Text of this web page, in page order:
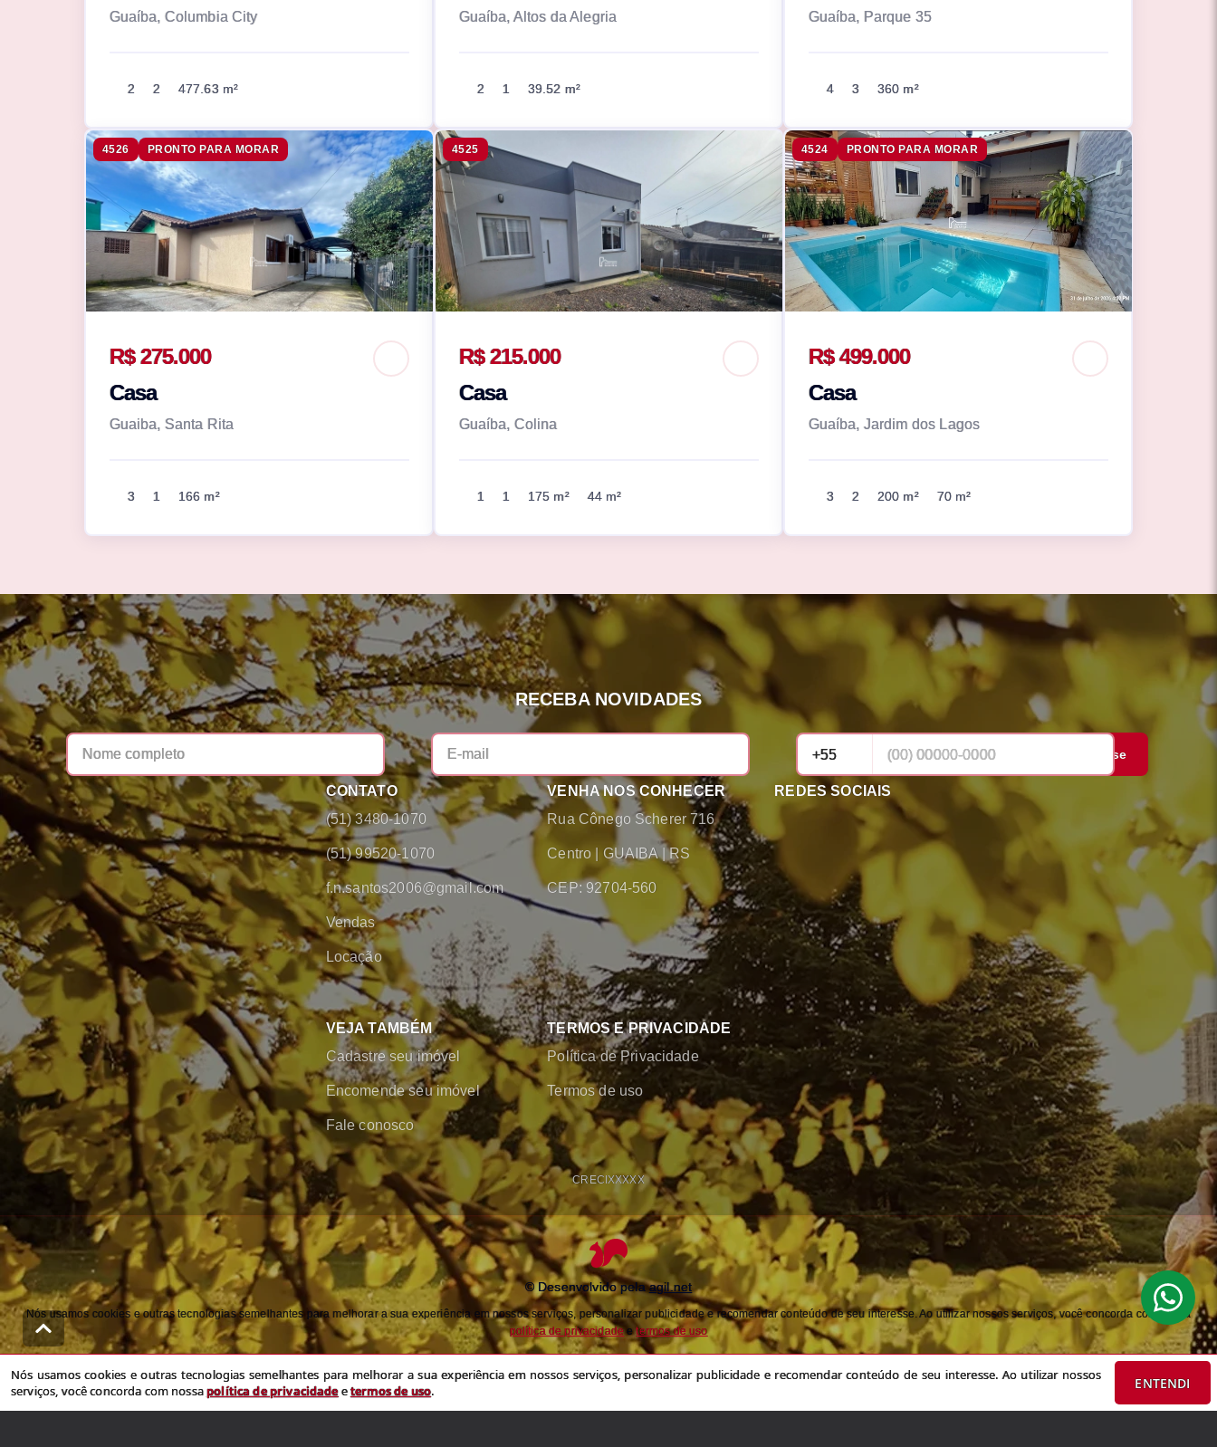
Guaíba, Columbia City
2 2 477.63 m²
Guaíba, Altos da Alegria
2 1 39.52 m²
Guaíba, Parque 35
4 3 360 m²
4526 PRONTO PARA MORAR
R$ 275.000
Casa
Guaiba, Santa Rita
3 1 166 m²
4525
R$ 215.000
Casa
Guaíba, Colina
1 1 175 m² 44 m²
4524 PRONTO PARA MORAR
R$ 499.000
Casa
Guaíba, Jardim dos Lagos
3 2 200 m² 70 m²
RECEBA NOVIDADES
Cadastrar-se
CONTATO
(51) 3480-1070
(51) 99520-1070
f.n.santos2006@gmail.com
Vendas
Locação
VENHA NOS CONHECER
Rua Cônego Scherer 716
Centro GUAIBA |RS
CEP: 92704-560
REDES SOCIAIS
VEJA TAMBÉM
Cadastre seu imóvel
Encomende seu imóvel
Fale conosco
TERMOS E PRIVACIDADE
Política de Privacidade
Termos de uso
CRECI XXXXX
© Desenvolvido pelaagil.net
Nós usamos cookies e outras tecnologias semelhantes para melhorar a sua experiência em nossos serviços, personalizar publicidade e recomendar conteúdo de seu interesse. Ao utilizar nossos serviços, você concorda com nossa
política de privacidadeetermos de uso
Nós usamos cookies e outras tecnologias semelhantes para melhorar a sua experiência em nossos serviços, personalizar publicidade e recomendar conteúdo de seu interesse. Ao utilizar nossos
serviços, você concorda com nossapolítica de privacidadeetermos de uso. ENTENDI